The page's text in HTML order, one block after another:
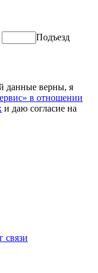
Подъезд
данные верны, я
в отношении
и даю согласие на
связи